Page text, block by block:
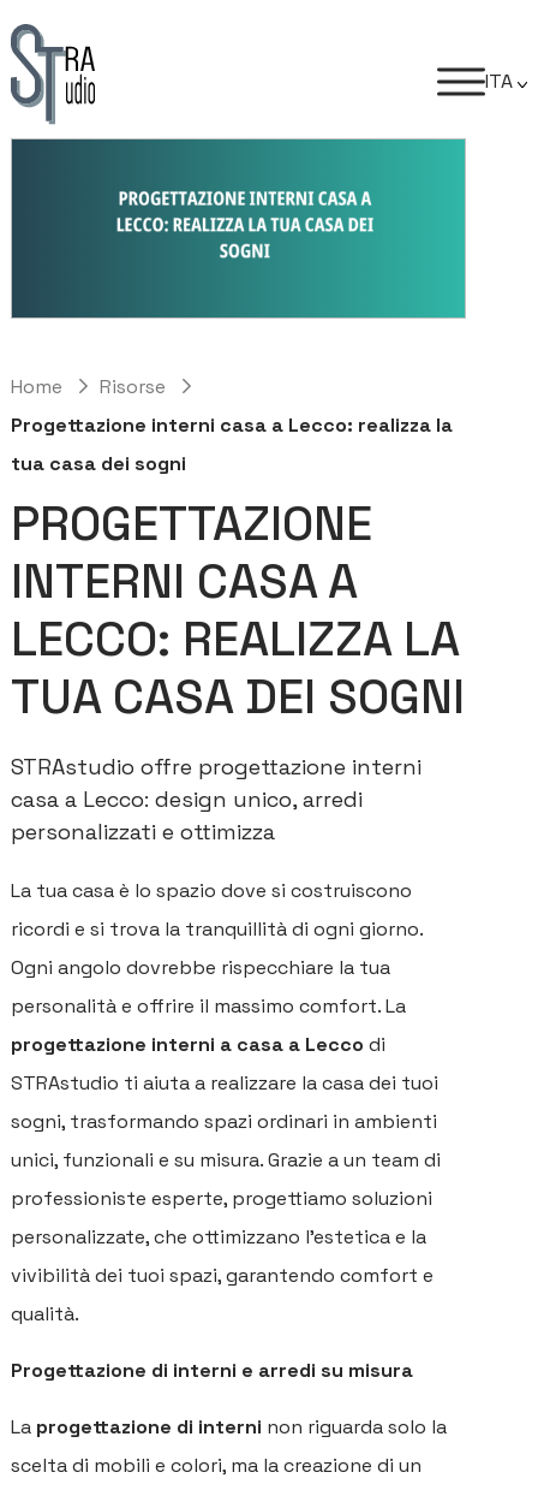
ITA
Home
Risorse
Progettazione interni casa a Lecco: realizza la
tua casa dei sogni
PROGETTAZIONE
INTERNI CASA A
LECCO: REALIZZA LA
TUA CASA DEI SOGNI
STRAstudio offre progettazione interni
casa a Lecco: design unico, arredi
personalizzati e ottimizza
La tua casa è lo spazio dove si costruiscono
ricordi e si trova la tranquillità di ogni giorno.
Ogni angolo dovrebbe rispecchiare la tua
personalità e offrire il massimo comfort. La
progettazione interni a casa a Lecco di
STRAstudio ti aiuta a realizzare la casa dei tuoi
sogni, trasformando spazi ordinari in ambienti
unici, funzionali e su misura. Grazie a un team di
professioniste esperte, progettiamo soluzioni
personalizzate, che ottimizzano l’estetica e la
vivibilità dei tuoi spazi, garantendo comfort e
qualità.
Progettazione di interni e arredi su misura
La progettazione di interni non riguarda solo la
scelta di mobili e colori, ma la creazione di un